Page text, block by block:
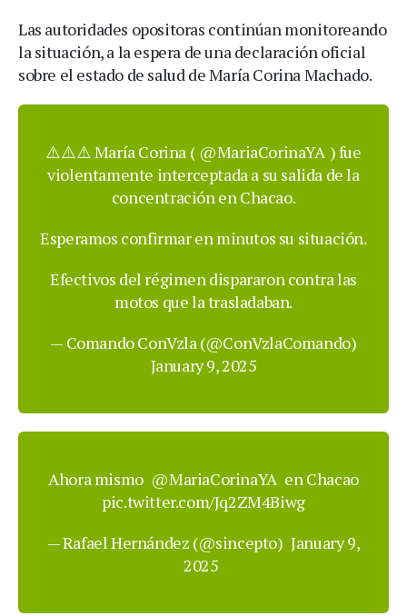
Las autoridades opositoras continúan monitoreando
la situación, a la espera de una declaración oficial
sobre el estado de salud de María Corina Machado.
⚠️⚠️⚠️ María Corina ( @MariaCorinaYA ) fue
violentamente interceptada a su salida de la
concentración en Chacao.
Esperamos confirmar en minutos su situación.
Efectivos del régimen dispararon contra las
motos que la trasladaban.
— Comando ConVzla (@ConVzlaComando)
January 9, 2025
Ahora mismo @MariaCorinaYA en Chacao
pic.twitter.com/Jq2ZM4Biwg
— Rafael Hernández (@sincepto) January 9,
2025